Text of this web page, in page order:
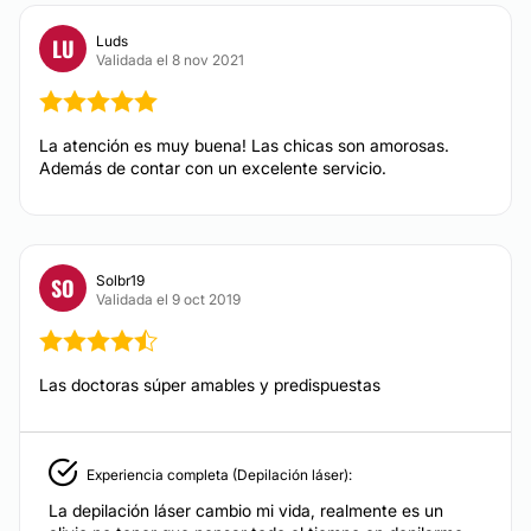
LU
Luds
Validada el 8 nov 2021
La atención es muy buena! Las chicas son amorosas.
Además de contar con un excelente servicio.
SO
Solbr19
Validada el 9 oct 2019
Las doctoras súper amables y predispuestas
Experiencia completa (Depilación láser):
La depilación láser cambio mi vida, realmente es un